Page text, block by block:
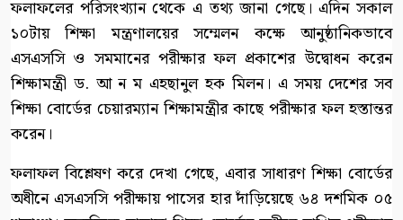
ফলাফলের পরিসংখ্যান থেকে এ তথ্য জানা গেছে। এদিন সকাল
১০টায় শিক্ষা মন্ত্রণালয়ের সম্মেলন কক্ষে আনুষ্ঠানিকভাবে
এসএসসি ও সমমানের পরীক্ষার ফল প্রকাশের উদ্বোধন করেন
শিক্ষামন্ত্রী ড. আ ন ম এহছানুল হক মিলন। এ সময় দেশের সব
শিক্ষা বোর্ডের চেয়ারম্যান শিক্ষামন্ত্রীর কাছে পরীক্ষার ফল হস্তান্তর
করেন।
ফলাফল বিশ্লেষণ করে দেখা গেছে, এবার সাধারণ শিক্ষা বোর্ডের
অধীনে এসএসসি পরীক্ষায় পাসের হার দাঁড়িয়েছে ৬৪ দশমিক ০৫